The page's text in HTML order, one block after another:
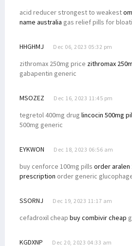
acid reducer strongest to weakest
name australia gas relief pills for
HHGHMJ Dec 06, 2023 05:32 pm
zithromax 250mg price zithromax
gabapentin generic
MSOZEZ Dec 16, 2023 11:45 pm
tegretol 400mg drug lincocin 500mg
500mg generic
EYKWON Dec 18, 2023 06:56 am
buy cenforce 100mg pills order aralen
prescription order generic
SSORNJ Dec 19, 2023 11:17 am
cefadroxil cheap buy combivir cheap
KGDXNP Dec 20, 2023 04:33 am